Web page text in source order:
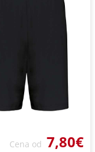
Cena od 7,80€